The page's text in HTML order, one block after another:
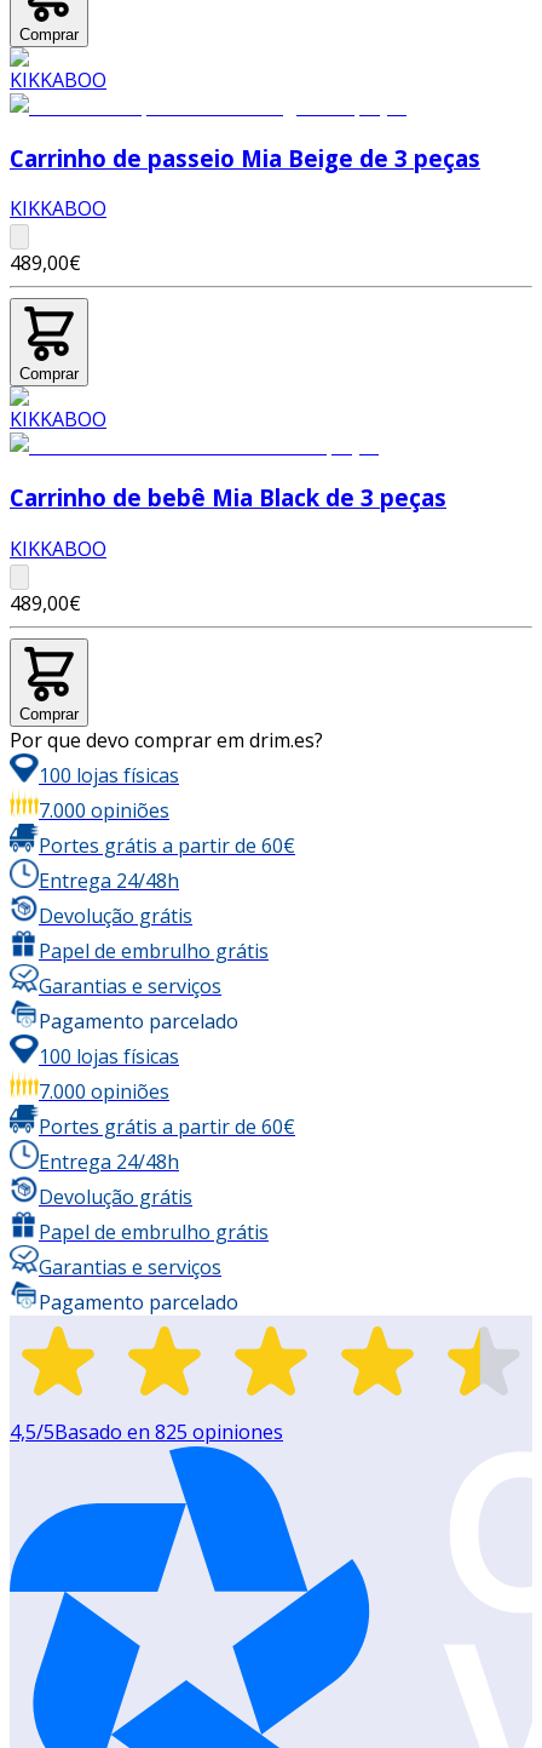
Comprar
Carrinho de passeio Mia Beige de 3 peças
KIKKABOO
489,00€
Comprar
Carrinho de bebê Mia Black de 3 peças
KIKKABOO
489,00€
Comprar
Por que devo comprar em drim.es?
100 lojas físicas
7.000 opiniões
Portes grátis a partir de 60€
Entrega 24/48h
Devolução grátis
Papel de embrulho grátis
Garantias e serviços
Pagamento parcelado
100 lojas físicas
7.000 opiniões
Portes grátis a partir de 60€
Entrega 24/48h
Devolução grátis
Papel de embrulho grátis
Garantias e serviços
Pagamento parcelado
4,5/5Basado en 825 opiniones